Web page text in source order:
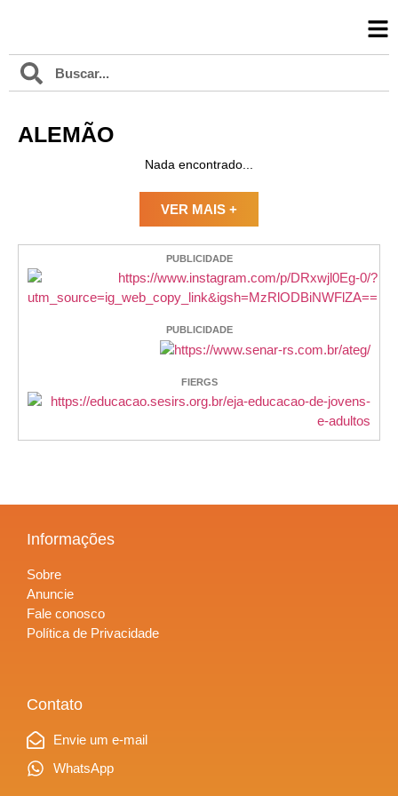
ALEMÃO
Nada encontrado...
VER MAIS +
PUBLICIDADE
PUBLICIDADE
FIERGS
Informações
Sobre
Anuncie
Fale conosco
Política de Privacidade
Contato
Envie um e-mail
WhatsApp